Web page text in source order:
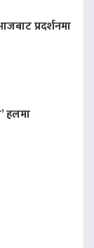
प्रदर्शनमा
हलमा